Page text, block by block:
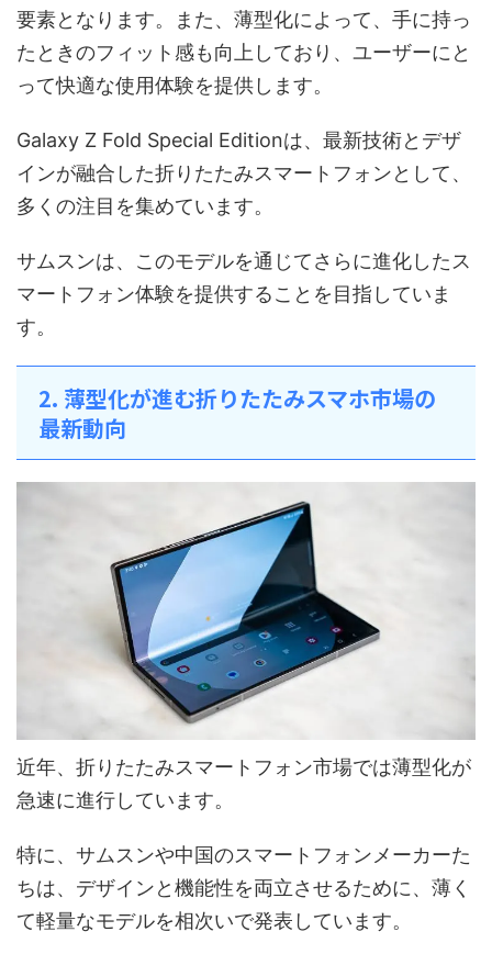
要素となります。また、薄型化によって、手に持っ
たときのフィット感も向上しており、ユーザーにと
って快適な使用体験を提供します。
Galaxy Z Fold Special Editionは、最新技術とデザ
インが融合した折りたたみスマートフォンとして、
多くの注目を集めています。
サムスンは、このモデルを通じてさらに進化したス
マートフォン体験を提供することを目指していま
す。
2. 薄型化が進む折りたたみスマホ市場の
最新動向
近年、折りたたみスマートフォン市場では薄型化が
急速に進行しています。
特に、サムスンや中国のスマートフォンメーカーた
ちは、デザインと機能性を両立させるために、薄く
て軽量なモデルを相次いで発表しています。